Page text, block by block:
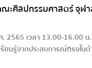
ะศิลปกรรมศาสตร์ จุฬ
2565 เวลา 13.00-16.00
ยนรู้จากประสบการณ์ตรงใน